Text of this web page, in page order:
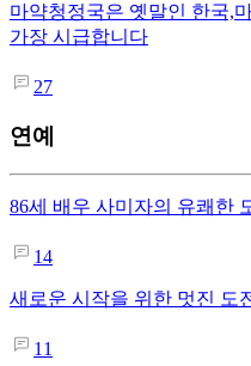
마약청정국은 옛말인 한국,
가장 시급합니다
27
연예
86세 배우 사미자의 유쾌한
14
새로운 시작을 위한 멋진 도
11